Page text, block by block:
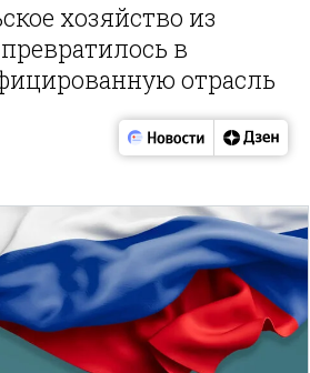
хозяйство из
в
отрасль